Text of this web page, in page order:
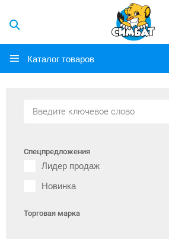
Каталог товаров
Спецпредложения
Лидер продаж
Новинка
Торговая марка